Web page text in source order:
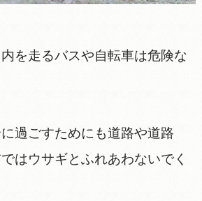
を走るバスや自転車は危険な
過ごすためにも道路や道路
はウサギとふれあわないでく